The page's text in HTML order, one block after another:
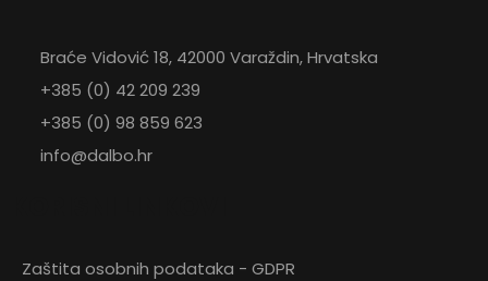
Braće Vidović 18, 42000 Varaždin, Hrvatska
+385 (0) 42 209 239
+385 (0) 98 859 623
info@dalbo.hr
Zaštita osobnih podataka - GDPR